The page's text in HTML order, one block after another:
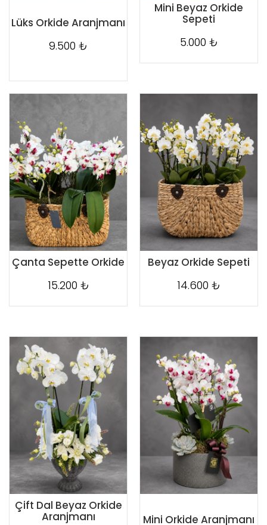
Lüks Orkide Aranjmanı
9.500 ₺
Mini Beyaz Orkide
Sepeti
5.000 ₺
Çanta Sepette Orkide
15.200 ₺
Beyaz Orkide Sepeti
14.600 ₺
Çift Dal Beyaz Orkide
Aranjmanı Mini Orkide Aranjmanı